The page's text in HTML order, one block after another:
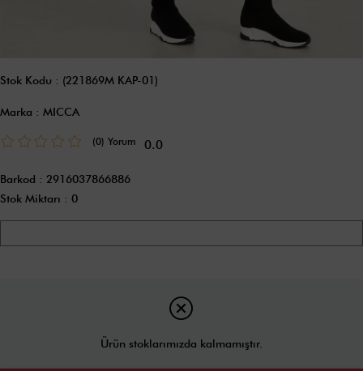
Stok Kodu (221869M KAP-01)
Marka : MICCA
(0) 0.0
Barkod : 2916037866886
Stok Miktarı : 0
Ürün stoklarımızda kalmamıştır.